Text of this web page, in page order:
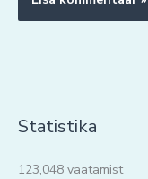
Statistika
123,048 vaatamist